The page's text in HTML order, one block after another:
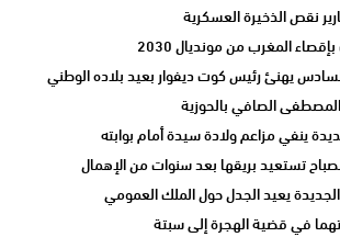
نقص الذخيرة العسكرية
المغرب من مونديال 2030
يهنئ رئيس كوت ديفوار بعيد بلاده الوطني
الصافي بالحوزية
ينفي مزاعم ولادة سيدة أمام بوابته
تستعيد بريقها بعد سنوات من الإهمال
يعيد الجدل حول الملك العمومي